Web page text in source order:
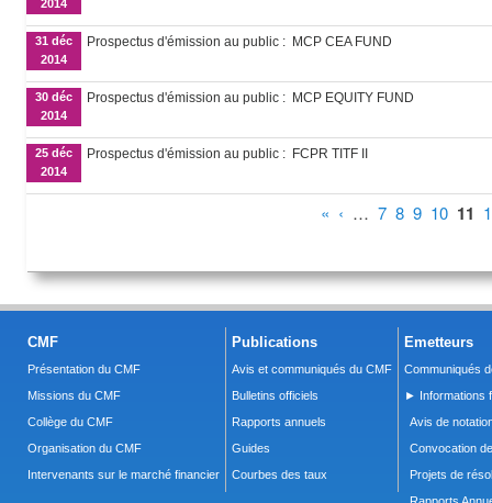
2014
31 déc
2014
Prospectus d'émission au public : MCP CEA FUND
30 déc
2014
Prospectus d'émission au public : MCP EQUITY FUND
25 déc
2014
Prospectus d'émission au public : FCPR TITF II
« ‹ … 7 8 9 10 11
CMF
Présentation du CMF
Missions du CMF
Collège du CMF
Organisation du CMF
Intervenants sur le marché financier
Publications
Avis et communiqués du CMF
Bulletins officiels
Rapports annuels
Guides
Courbes des taux
Emetteurs
Communiqués
► Informations
Avis de
Convocation
Projets de